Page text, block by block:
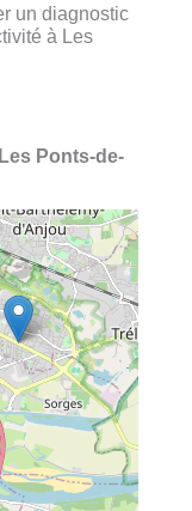
un diagnostic
à Les
Ponts-de-